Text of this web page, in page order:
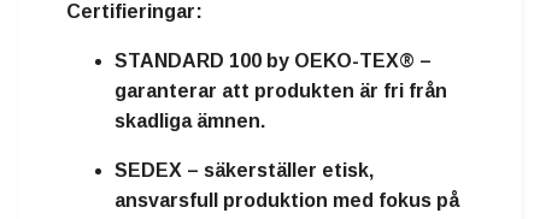
Certifieringar:
STANDARD 100 by OEKO-TEX® –
garanterar att produkten är fri från
skadliga ämnen.
SEDEX – säkerställer etisk,
ansvarsfull produktion med fokus på